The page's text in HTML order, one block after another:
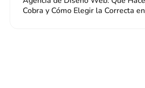
Cobra y Cómo Elegir la Correcta